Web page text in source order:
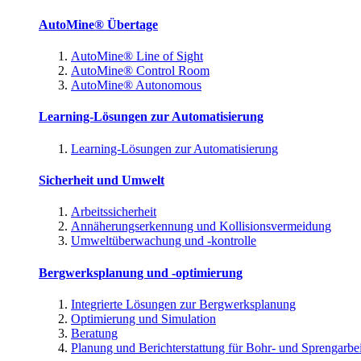
AutoMine® Übertage
AutoMine® Line of Sight
AutoMine® Control Room
AutoMine® Autonomous
Learning-Lösungen zur Automatisierung
Learning-Lösungen zur Automatisierung
Sicherheit und Umwelt
Arbeitssicherheit
Annäherungserkennung und Kollisionsvermeidung
Umweltüberwachung und -kontrolle
Bergwerksplanung und -optimierung
Integrierte Lösungen zur Bergwerksplanung
Optimierung und Simulation
Beratung
Planung und Berichterstattung für Bohr- und